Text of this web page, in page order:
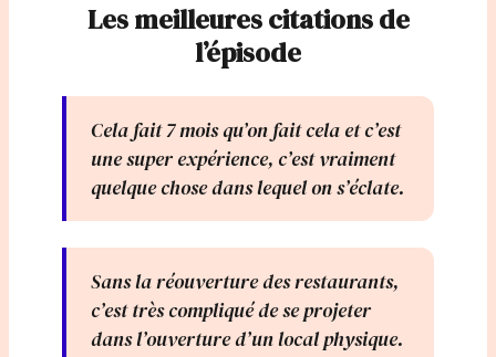
Les meilleures citations de
l’épisode
Cela fait 7 mois qu’on fait cela et c’est
une super expérience, c’est vraiment
quelque chose dans lequel on s’éclate.
Sans la réouverture des restaurants,
c’est très compliqué de se projeter
dans l’ouverture d’un local physique.